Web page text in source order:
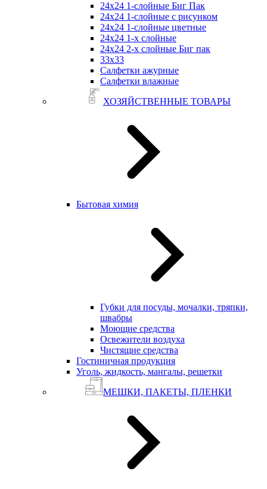
24х24 1-слойные Биг Пак
24х24 1-слойные с рисунком
24х24 1-слойные цветные
24х24 1-х слойные
24х24 2-х слойные Биг пак
33х33
Салфетки ажурные
Салфетки влажные
ХОЗЯЙСТВЕННЫЕ ТОВАРЫ
Бытовая химия
Губки для посуды, мочалки, тряпки,
швабры
Моющие средства
Освежители воздуха
Чистящие средства
Гостиничная продукция
Уголь, жидкость, мангалы, решетки
МЕШКИ, ПАКЕТЫ, ПЛЕНКИ